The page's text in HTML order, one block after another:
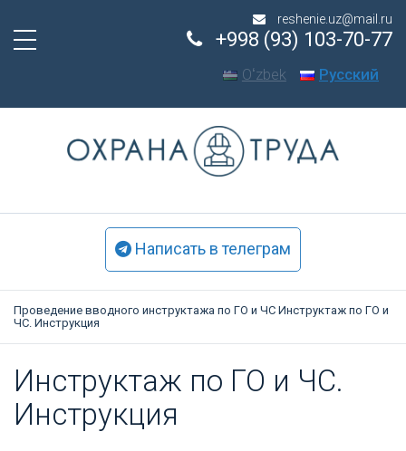
reshenie.uz@mail.ru
Oʻzbek Русский
+998 (93) 103-70-77
Написать в телеграм
Проведение вводного инструктажа по ГО и ЧС Инструктаж по ГО и
ЧС. Инструкция
Инс­трук­таж по ГО и ЧС.
Инс­трук­ция